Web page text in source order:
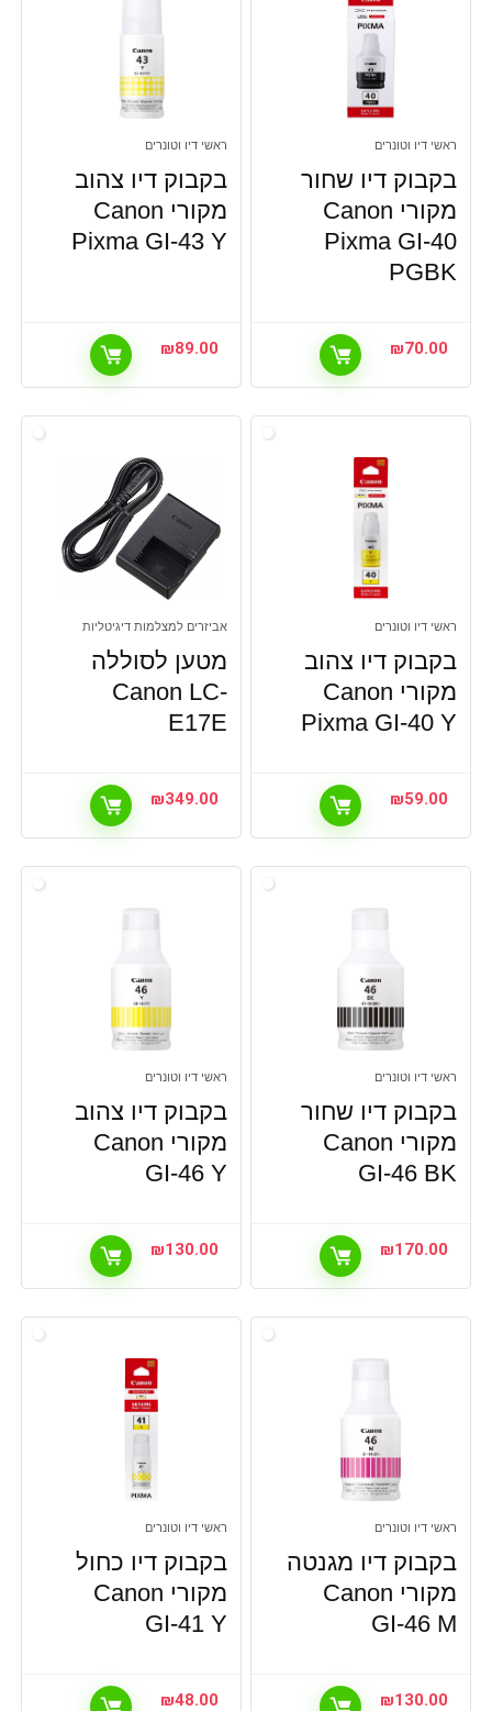
ראשי דיו וטונרים
בקבוק דיו שחור
מקורי Canon
Pixma GI-40
PGBK
₪70.00
ראשי דיו וטונרים
בקבוק דיו צהוב
מקורי Canon
Pixma GI-43 Y
₪89.00
ראשי דיו וטונרים
בקבוק דיו צהוב
מקורי Canon
Pixma GI-40 Y
₪59.00
אביזרים למצלמות דיגיטליות
מטען לסוללה
Canon LC-
E17E
₪349.00
ראשי דיו וטונרים
בקבוק דיו שחור
מקורי Canon
GI-46 BK
₪170.00
ראשי דיו וטונרים
בקבוק דיו צהוב
מקורי Canon
GI-46 Y
₪130.00
ראשי דיו וטונרים
בקבוק דיו מגנטה
מקורי Canon
GI-46 M
₪130.00
ראשי דיו וטונרים
בקבוק דיו כחול
מקורי Canon
GI-41 Y
₪48.00